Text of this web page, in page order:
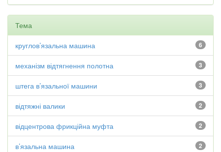
Тема
6
круглов’язальна машина
3
механізм відтягнення полотна
3
штега в’язальної машини
2
відтяжні валики
2
відцентрова фрикційна муфта
2
в’язальна машина